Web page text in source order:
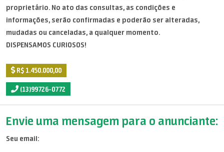
proprietário. No ato das consultas, as condições e
informações, serão confirmadas e poderão ser alteradas,
mudadas ou canceladas, a qualquer momento.
DISPENSAMOS CURIOSOS!
R$ 1.450.000,00
(13)99726-0772
Envie uma mensagem para o anunciante:
Seu email: